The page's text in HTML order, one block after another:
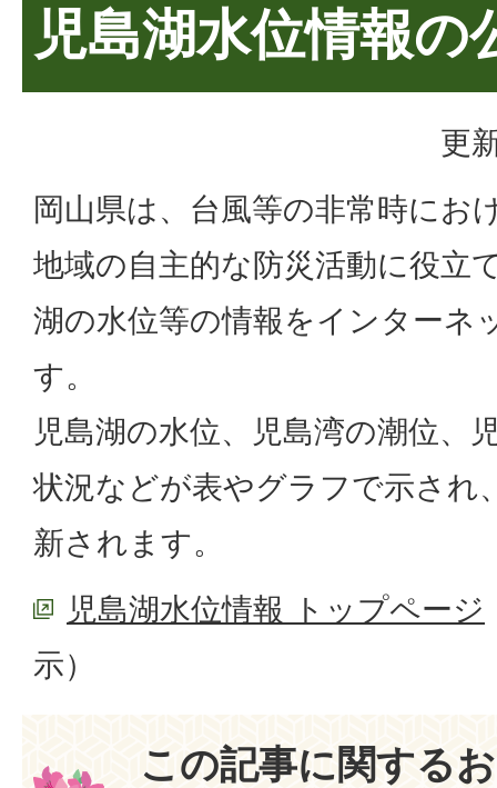
児島湖水位情報の
更
岡山県は、台風等の非常時にお
地域の自主的な防災活動に役立
湖の水位等の情報をインターネ
す。
児島湖の水位、児島湾の潮位、
状況などが表やグラフで示され
新されます。
児島湖水位情報 トップページ
示）
この記事に関する